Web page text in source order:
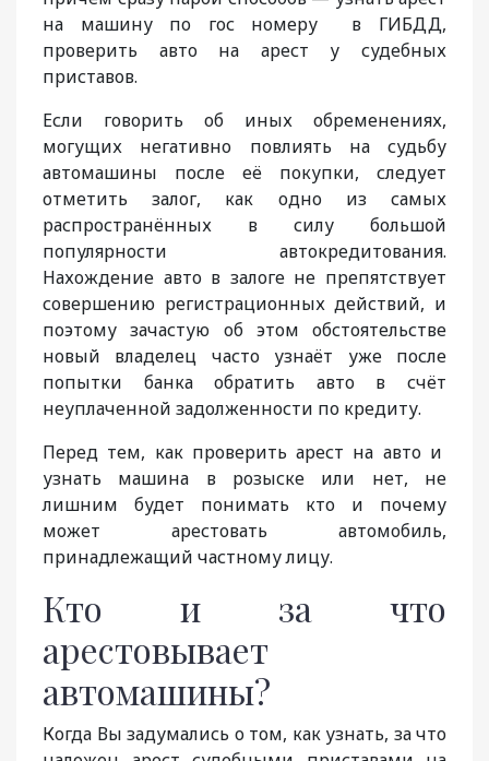
на машину по гос номеру в ГИБДД,
проверить авто на арест у судебных
приставов.
Если говорить об иных обременениях,
могущих негативно повлиять на судьбу
автомашины после её покупки, следует
отметить залог, как одно из самых
распространённых в силу большой
популярности автокредитования.
Нахождение авто в залоге не препятствует
совершению регистрационных действий, и
поэтому зачастую об этом обстоятельстве
новый владелец часто узнаёт уже после
попытки банка обратить авто в счёт
неуплаченной задолженности по кредиту.
Перед тем, как проверить арест на авто и
узнать машина в розыске или нет, не
лишним будет понимать кто и почему
может арестовать автомобиль,
принадлежащий частному лицу.
Кто и за что
арестовывает
автомашины?
Когда Вы задумались о том, как узнать, за что